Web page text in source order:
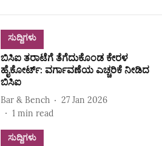
ಸುದ್ದಿಗಳು
ಬಿಸಿಐ ತರಾಟೆಗೆ ತೆಗೆದುಕೊಂಡ ಕೇರಳ
ಹೈಕೋರ್ಟ್‌: ವರ್ಗಾವಣೆಯ ಎಚ್ಚರಿಕೆ ನೀಡಿದ
ಬಿಸಿಐ
Bar & Bench
27 Jan 2026
1 min read
ಸುದ್ದಿಗಳು